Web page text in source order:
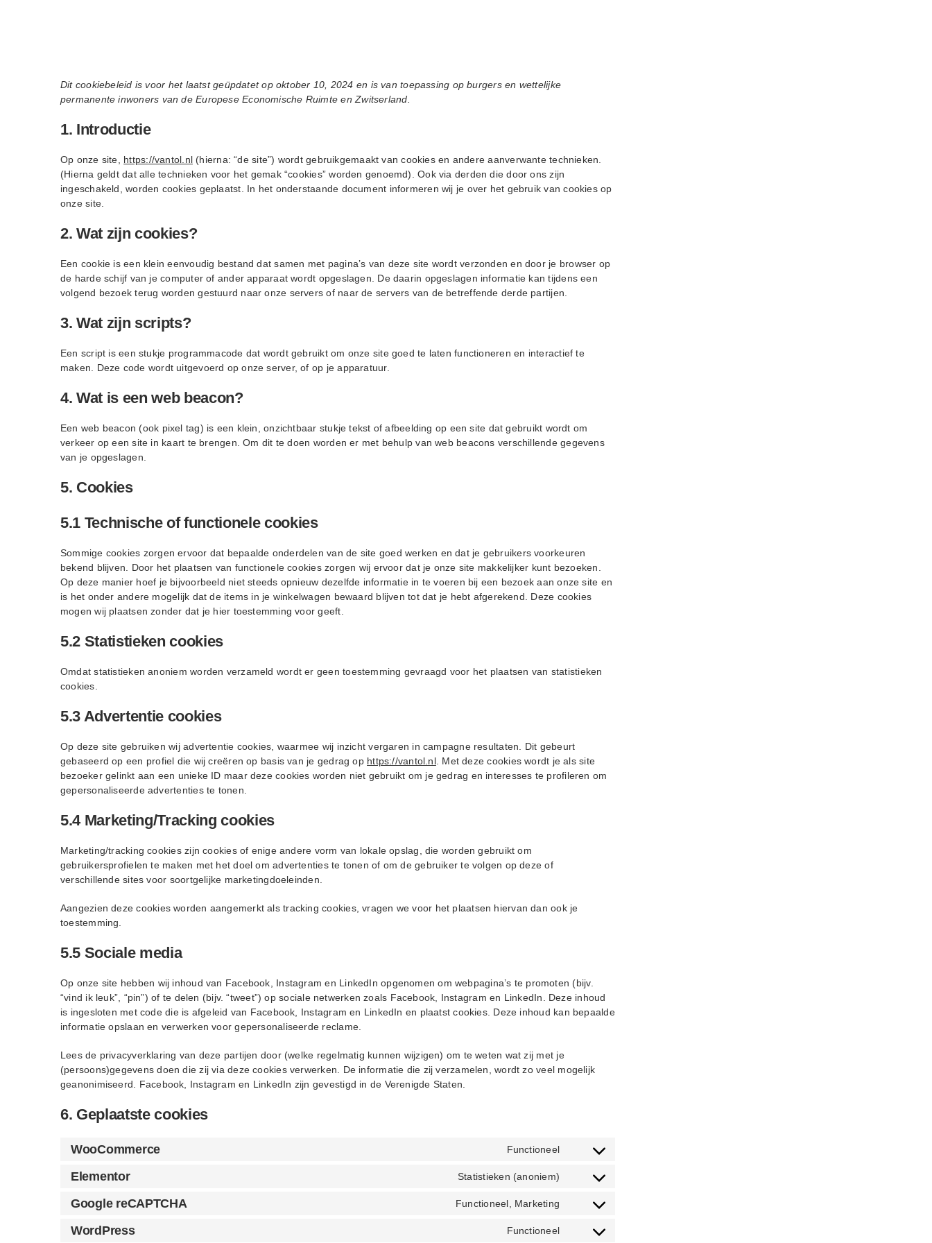
Dit cookiebeleid is voor het laatst geüpdatet op oktober 10, 2024 en is van toepassing op burgers en wettelijke
permanente inwoners van de Europese Economische Ruimte en Zwitserland.
1. Introductie
Op onze site, https://vantol.nl(hierna: “de site”) wordt gebruikgemaakt van cookies en andere aanverwante technieken.
(Hierna geldt dat alle technieken voor het gemak “cookies” worden genoemd). Ook via derden die door ons zijn
ingeschakeld, worden cookies geplaatst. In het onderstaande document informeren wij je over het gebruik van cookies op
onze site.
2. Wat zijn cookies?
Een cookie is een klein eenvoudig bestand dat samen met pagina’s van deze site wordt verzonden en door je browser op
de harde schijf van je computer of ander apparaat wordt opgeslagen. De daarin opgeslagen informatie kan tijdens een
volgend bezoek terug worden gestuurd naar onze servers of naar de servers van de betreffende derde partijen.
3. Wat zijn scripts?
Een script is een stukje programmacode dat wordt gebruikt om onze site goed te laten functioneren en interactief te
maken. Deze code wordt uitgevoerd op onze server, of op je apparatuur.
4. Wat is een web beacon?
Een web beacon (ook pixel tag) is een klein, onzichtbaar stukje tekst of afbeelding op een site dat gebruikt wordt om
verkeer op een site in kaart te brengen. Om dit te doen worden er met behulp van web beacons verschillende gegevens
van je opgeslagen.
5. Cookies
5.1 Technische of functionele cookies
Sommige cookies zorgen ervoor dat bepaalde onderdelen van de site goed werken en dat je gebruikers voorkeuren
bekend blijven. Door het plaatsen van functionele cookies zorgen wij ervoor dat je onze site makkelijker kunt bezoeken.
Op deze manier hoef je bijvoorbeeld niet steeds opnieuw dezelfde informatie in te voeren bij een bezoek aan onze site en
is het onder andere mogelijk dat de items in je winkelwagen bewaard blijven tot dat je hebt afgerekend. Deze cookies
mogen wij plaatsen zonder dat je hier toestemming voor geeft.
5.2 Statistieken cookies
Omdat statistieken anoniem worden verzameld wordt er geen toestemming gevraagd voor het plaatsen van statistieken
cookies.
5.3 Advertentie cookies
Op deze site gebruiken wij advertentie cookies, waarmee wij inzicht vergaren in campagne resultaten. Dit gebeurt
gebaseerd op een profiel die wij creëren op basis van je gedrag op https://vantol.nl. Met deze cookies wordt je als site
bezoeker gelinkt aan een unieke ID maar deze cookies worden niet gebruikt om je gedrag en interesses te profileren om
gepersonaliseerde advertenties te tonen.
5.4 Marketing/Tracking cookies
Marketing/tracking cookies zijn cookies of enige andere vorm van lokale opslag, die worden gebruikt om
gebruikersprofielen te maken met het doel om advertenties te tonen of om de gebruiker te volgen op deze of
verschillende sites voor soortgelijke marketingdoeleinden.
Aangezien deze cookies worden aangemerkt als tracking cookies, vragen we voor het plaatsen hiervan dan ook je
toestemming.
5.5 Sociale media
Op onze site hebben wij inhoud van Facebook, Instagram en LinkedIn opgenomen om webpagina’s te promoten (bijv.
“vind ik leuk”, “pin”) of te delen (bijv. “tweet”) op sociale netwerken zoals Facebook, Instagram en LinkedIn. Deze inhoud
is ingesloten met code die is afgeleid van Facebook, Instagram en LinkedIn en plaatst cookies. Deze inhoud kan bepaalde
informatie opslaan en verwerken voor gepersonaliseerde reclame.
Lees de privacyverklaring van deze partijen door (welke regelmatig kunnen wijzigen) om te weten wat zij met je
(persoons)gegevens doen die zij via deze cookies verwerken. De informatie die zij verzamelen, wordt zo veel mogelijk
geanonimiseerd. Facebook, Instagram en LinkedIn zijn gevestigd in de Verenigde Staten.
6. Geplaatste cookies
WooCommerce Functioneel
Consent
service
woocommerce
Elementor Statistieken (anoniem)
Consent
service
elementor
Google reCAPTCHA Functioneel, Marketing
Consent
service
WordPress Functioneel
Consent